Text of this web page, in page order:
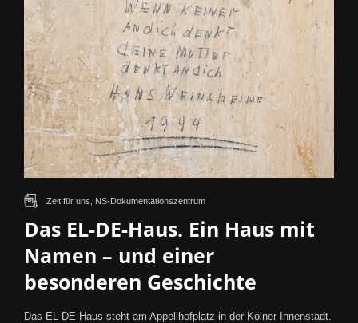
Das EL-DE-Haus. Ein Haus mit
Namen – und einer
besonderen Geschichte
Zeit für uns, NS-Dokumentationszentrum
Das EL-DE-Haus steht am Appellhofplatz in der Kölner Innenstadt.